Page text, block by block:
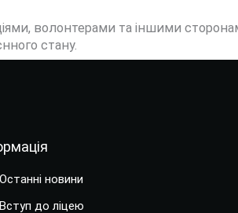
волонтерами та іншими
стану.
Останні новини
Вступ до ліцею